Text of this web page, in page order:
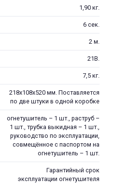
1,90 кг.
6 сек.
2 м.
21В.
7,5 кг.
218х108х520 мм. Поставляется
по две штуки в одной коробке
огнетушитель – 1 шт., раструб –
1 шт., трубка выкидная – 1 шт.,
руководство по эксплуатации,
совмещённое с паспортом на
огнетушитель – 1 шт.
Гарантийный срок
эксплуатации огнетушителя